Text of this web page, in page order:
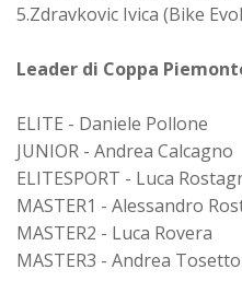
5.Zdravkovic Ivica (Bike
Leader di Coppa
ELITE - Daniele Pollone
JUNIOR - Andrea Calcagno
ELITESPORT - Luca
MASTER1 - Alessandro
MASTER2 - Luca Rovera
MASTER3 - Andrea Tosetto